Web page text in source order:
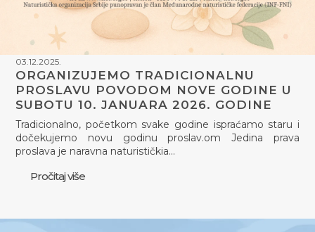
03.12.2025.
ORGANIZUJEMO TRADICIONALNU
PROSLAVU POVODOM NOVE GODINE U
SUBOTU 10. JANUARA 2026. GODINE
Tradicionalno, početkom svake godine ispraćamo staru i
dočekujemo novu godinu proslav.om Jedina prava
proslava je naravna naturističkia…
Pročitaj više